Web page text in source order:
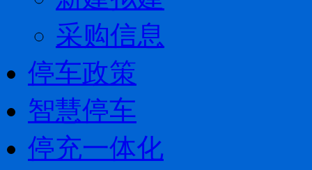
采购信息
停车政策
智慧停车
停充一体化